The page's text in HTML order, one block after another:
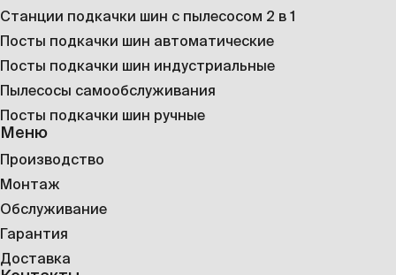
Станции подкачки шин с пылесосом 2 в 1
Посты подкачки шин автоматические
Посты подкачки шин индустриальные
Пылесосы самообслуживания
Посты подкачки шин ручные
Меню
Производство
Монтаж
Обслуживание
Гарантия
Доставка